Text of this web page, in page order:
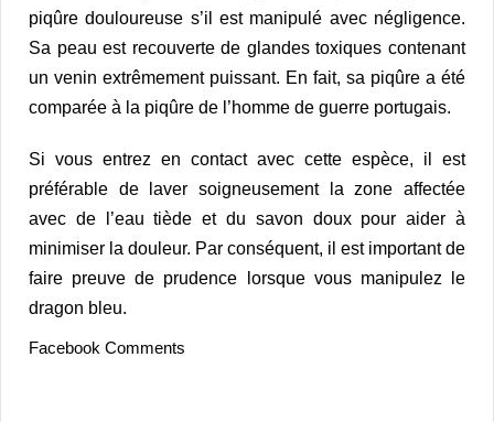
piqûre douloureuse s’il est manipulé avec négligence.
Sa peau est recouverte de glandes toxiques contenant
un venin extrêmement puissant. En fait, sa piqûre a été
comparée à la piqûre de l’homme de guerre portugais.
Si vous entrez en contact avec cette espèce, il est
préférable de laver soigneusement la zone affectée
avec de l’eau tiède et du savon doux pour aider à
minimiser la douleur. Par conséquent, il est important de
faire preuve de prudence lorsque vous manipulez le
dragon bleu.
Facebook Comments